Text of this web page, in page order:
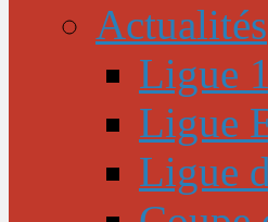
Actualités
Ligue 1
Ligue
Ligue